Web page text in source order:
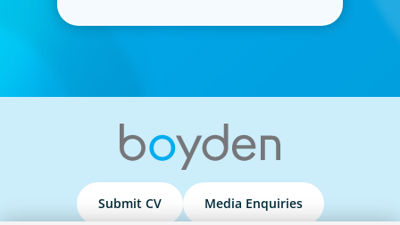
Submit CV Media Enquiries